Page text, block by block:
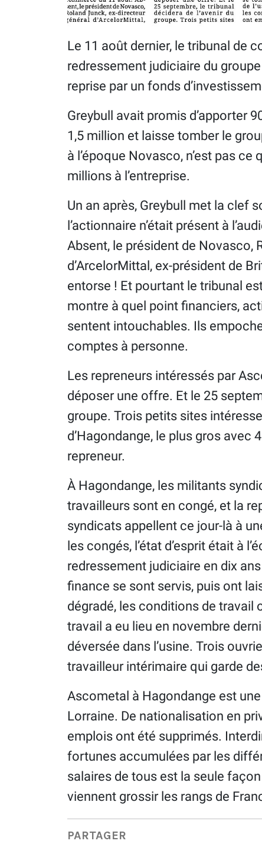
Le 11 août dernier, le tribunal de
redressement judiciaire du
reprise par un fonds
Greybull avait promis d’apporter
1,5 million et laisse tomber le
à l’époque Novasco, n’est pas ce
millions à l’entreprise.
Un an après, Greybull met la clef
l’actionnaire n’était présent à
Absent, le président de Novasco,
d’ArcelorMittal, ex-président de
entorse ! Et pourtant le tribunal
montre à quel point financiers,
sentent intouchables. Ils
comptes à personne.
Les repreneurs intéressés par
déposer une offre. Et le 25
groupe. Trois petits sites
d’Hagondange, le plus gros avec
repreneur.
À Hagondange, les militants
travailleurs sont en congé, et la
syndicats appellent ce jour-là à
les congés, l’état d’esprit était à
redressement judiciaire en dix
finance se sont servis, puis ont
dégradé, les conditions de travail
travail a eu lieu en novembre
déversée dans l’usine. Trois
travailleur intérimaire qui garde
Ascometal à Hagondange est
Lorraine. De nationalisation en
emplois ont été supprimés.
fortunes accumulées par les
salaires de tous est la seule
viennent grossir les rangs de
PARTAGER